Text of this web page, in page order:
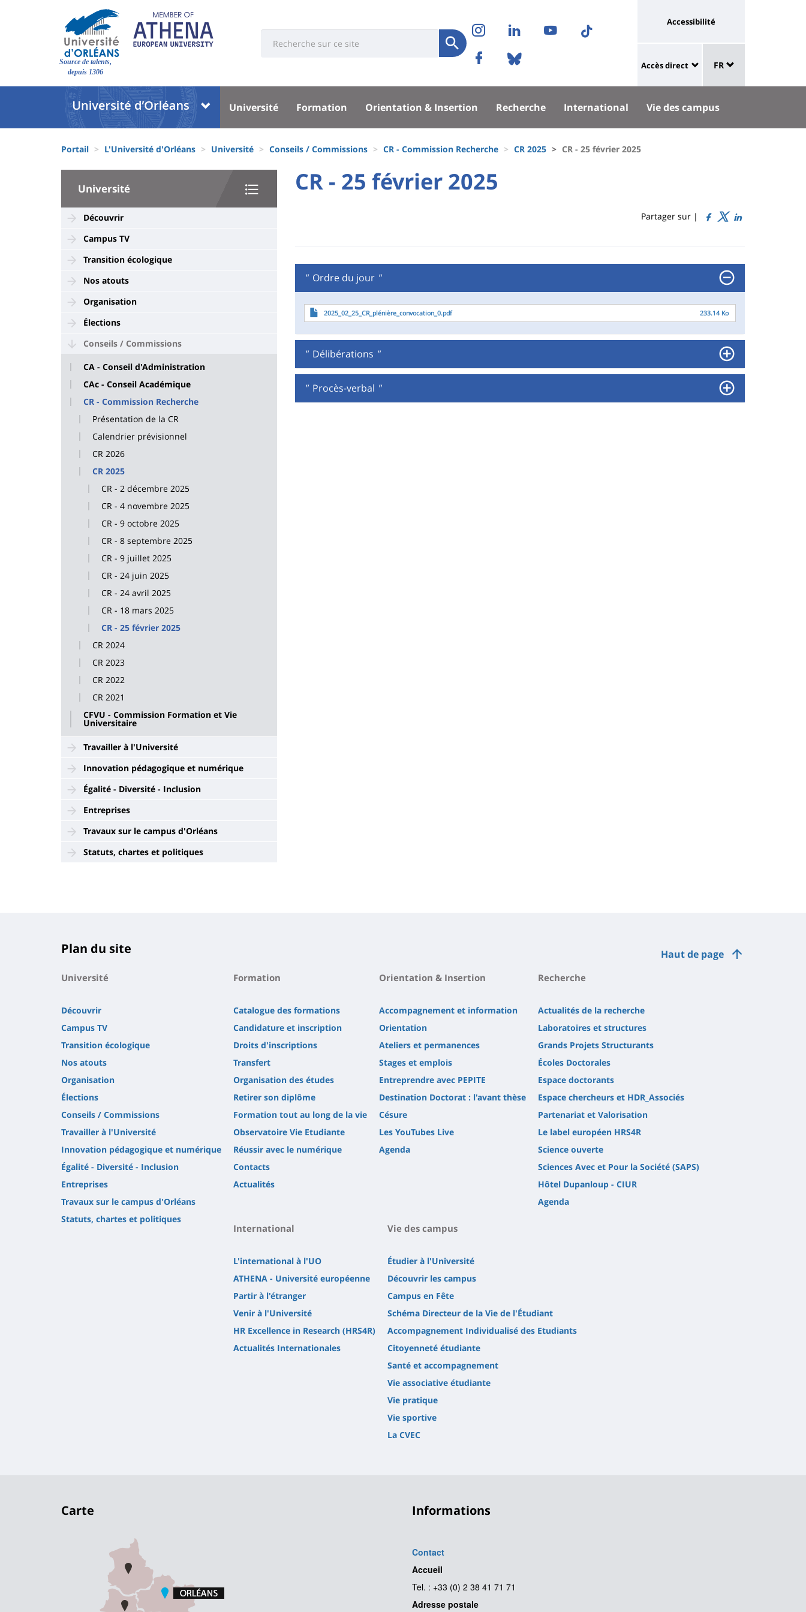
Site
Source de talents,
depuis 1306
Université
Soumettre
Réseaux
sociaux
Instagram
LinkedInYoutubeTikTok
FacebookBluesky
Université
lien
vers
page
accessibilité
Accessibilité
University
:
Shortcut
links
Accès direct de
langue
FR
Université
Block
liste
des
composantes
Menu
principal
Université Formation Orientation & Insertion Recherche International Vie des campus
d'Ariane
Portail L'Université d'Orléans Université Conseils / Commissions CR - Commission Recherche CR 2025 CR - 25 février 2025
University
Sidebar
Université
Découvrir
Campus TV
Transition écologique
Nos atouts
Organisation
Élections
Conseils / Commissions
CA - Conseil d'Administration
CAc - Conseil Académique
CR - Commission Recherche
Présentation de la CR
Calendrier prévisionnel
CR 2026
CR 2025
CR - 2 décembre 2025
CR - 4 novembre 2025
CR - 9 octobre 2025
CR - 8 septembre 2025
CR - 9 juillet 2025
CR - 24 juin 2025
CR - 24 avril 2025
CR - 18 mars 2025
CR - 25 février 2025
CR 2024
CR 2023
CR 2022
CR 2021
CFVU - Commission Formation et Vie
Universitaire
Travailler à l'Université
Innovation pédagogique et numérique
Égalité - Diversité - Inclusion
Entreprises
Travaux sur le campus d'Orléans
Statuts, chartes et politiques
University
Titre
CR - 25 février 2025
Partager sur |
de
la
page
principale
" Ordre du jour"
Fichier2025_02_25_CR_plénière_convocation_0.pdf 233.14 Ko
" Délibérations "
" Procès-verbal "
Haut de page
Plan du site
Université
Découvrir
Campus TV
Transition écologique
Nos atouts
Organisation
Élections
Conseils / Commissions
Travailler à l'Université
Innovation pédagogique et numérique
Égalité - Diversité - Inclusion
Entreprises
Travaux sur le campus d'Orléans
Statuts, chartes et politiques
Formation
Catalogue des formations
Candidature et inscription
Droits d'inscriptions
Transfert
Organisation des études
Retirer son diplôme
Formation tout au long de la vie
Observatoire Vie Etudiante
Réussir avec le numérique
Contacts
Actualités
Orientation & Insertion
Accompagnement et information
Orientation
Ateliers et permanences
Stages et emplois
Entreprendre avec PEPITE
Destination Doctorat : l'avant thèse
Césure
Les YouTubes Live
Agenda
Recherche
Actualités de la recherche
Laboratoires et structures
Grands Projets Structurants
Écoles Doctorales
Espace doctorants
Espace chercheurs et HDR_Associés
Partenariat et Valorisation
Le label européen HRS4R
Science ouverte
Sciences Avec et Pour la Société (SAPS)
Hôtel Dupanloup - CIUR
Agenda
International
L'international à l'UO
ATHENA - Université européenne
Partir à l'étranger
Venir à l'Université
HR Excellence in Research (HRS4R)
Actualités Internationales
Vie des campus
Étudier à l'Université
Découvrir les campus
Campus en Fête
Schéma Directeur de la Vie de l'Étudiant
Accompagnement Individualisé des Etudiants
Citoyenneté étudiante
Santé et accompagnement
Vie associative étudiante
Vie pratique
Vie sportive
La CVEC
Carte Informations
Contact
Accueil
Tel. : +33 (0) 2 38 41 71 71
Adresse postale